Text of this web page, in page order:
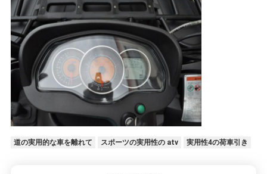
道の実用的な車を離れて スポーツの実用性の atv 実用性4の荷車引き